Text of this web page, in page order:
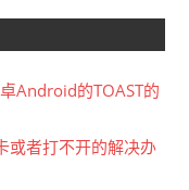
Android的TOAST的
或者打不开的解决办